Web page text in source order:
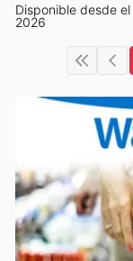
Disponible desde
2026